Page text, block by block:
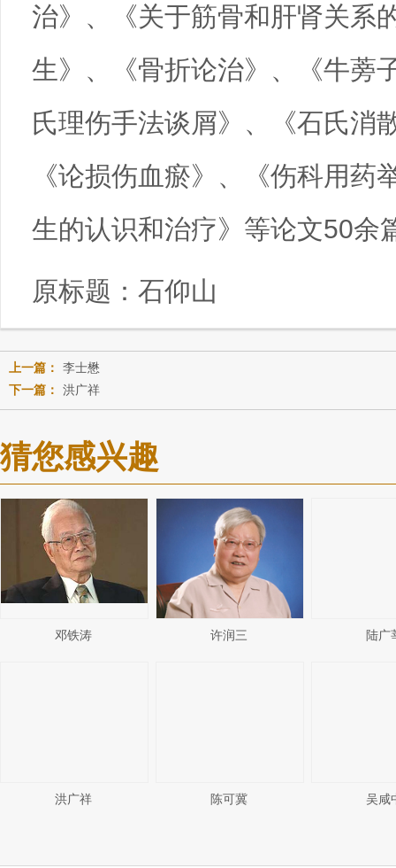
治》、《关于筋骨和肝肾关系
生》、《骨折论治》、《牛蒡
氏理伤手法谈屑》、《石氏消
《论损伤血瘀》、《伤科用
生的认识和治疗》等论文50余
原标题： 石仰山
上一篇：
李士懋
下一篇：
洪广祥
猜您感兴趣
邓铁涛 许润三 陆广
洪广祥 陈可冀 吴咸